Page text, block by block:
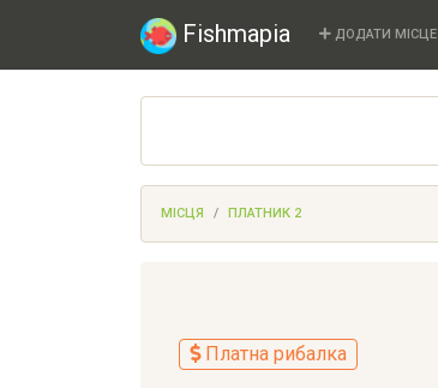
Fishmapia ДОДАТИ МІСЦЕ
МІСЦЯ ПЛАТНИК 2
Платна рибалка